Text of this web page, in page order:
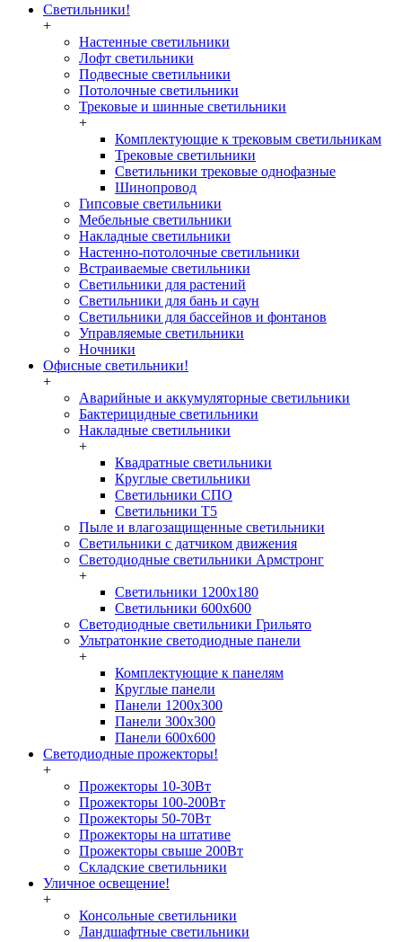
Светильники!
+
Настенные светильники
Лофт светильники
Подвесные светильники
Потолочные светильники
Трековые и шинные светильники
+
Комплектующие к трековым светильникам
Трековые светильники
Светильники трековые однофазные
Шинопровод
Гипсовые светильники
Мебельные светильники
Накладные светильники
Настенно-потолочные светильники
Встраиваемые светильники
Светильники для растений
Светильники для бань и саун
Светильники для бассейнов и фонтанов
Управляемые светильники
Ночники
Офисные светильники!
+
Аварийные и аккумуляторные светильники
Бактерицидные светильники
Накладные светильники
+
Квадратные светильники
Круглые светильники
Светильники СПО
Светильники Т5
Пыле и влагозащищенные светильники
Светильники с датчиком движения
Светодиодные светильники Армстронг
+
Светильники 1200х180
Светильники 600х600
Светодиодные светильники Грильято
Ультратонкие светодиодные панели
+
Комплектующие к панелям
Круглые панели
Панели 1200х300
Панели 300х300
Панели 600х600
Светодиодные прожекторы!
+
Прожекторы 10-30Вт
Прожекторы 100-200Вт
Прожекторы 50-70Вт
Прожекторы на штативе
Прожекторы свыше 200Вт
Складские светильники
Уличное освещение!
+
Консольные светильники
Ландшафтные светильники